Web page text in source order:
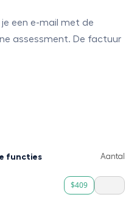
een e-mail met de
assessment. De factuur
functies Aantal
$409